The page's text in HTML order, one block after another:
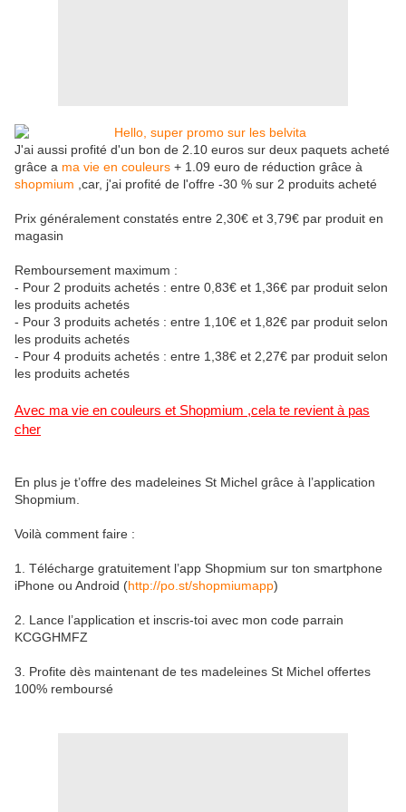
J'ai aussi profité d'un bon de 2.10 euros sur deux paquets acheté
grâce a ma vie en couleurs + 1.09 euro de réduction grâce à
shopmium ,car, j'ai profité de l'offre -30 % sur 2 produits acheté
Prix généralement constatés entre 2,30€ et 3,79€ par produit en
magasin
Remboursement maximum :
- Pour 2 produits achetés : entre 0,83€ et 1,36€ par produit selon
les produits achetés
- Pour 3 produits achetés : entre 1,10€ et 1,82€ par produit selon
les produits achetés
- Pour 4 produits achetés : entre 1,38€ et 2,27€ par produit selon
les produits achetés
Avec ma vie en couleurs et Shopmium ,cela te revient à pas
cher
En plus je t’offre des madeleines St Michel grâce à l’application
Shopmium.
Voilà comment faire :
1. Télécharge gratuitement l’app Shopmium sur ton smartphone
iPhone ou Android (http://po.st/shopmiumapp)
2. Lance l’application et inscris-toi avec mon code parrain
KCGGHMFZ
3. Profite dès maintenant de tes madeleines St Michel offertes
100% remboursé